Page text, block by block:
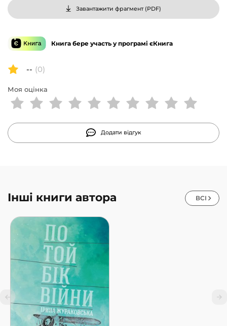
український роман про те, як воно – бути жінкою. Про
пошук себе, про дружбу, про дуже різну любов, про
про квантову фізику.
Завантажити фрагмент (PDF)
Книга бере участь у програмі єКнига
-- (0)
Моя оцінка
Додати відгук
Інші книги автора ВСІ